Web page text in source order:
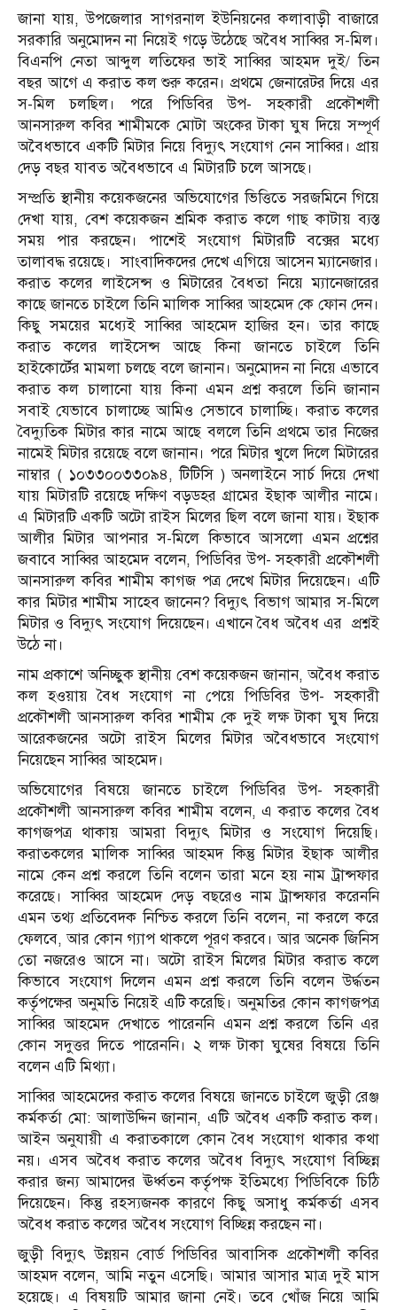
জানা যায়, উপজেলার সাগরনাল ইউনিয়নের কলাবাড়ী বাজারে
সরকারি অনুমোদন না নিয়েই গড়ে উঠেছে অবৈধ সাব্বির স-মিল।
বিএনপি নেতা আব্দুল লতিফের ভাই সাব্বির আহমদ দুই/ তিন
বছর আগে এ করাত কল শুরু করেন। প্রথমে জেনারেটর দিয়ে এর
স-মিল চলছিল। পরে পিডিবির উপ- সহকারী প্রকৌশলী
আনসারুল কবির শামীমকে মোটা অংকের টাকা ঘুষ দিয়ে সম্পূর্ণ
অবৈধভাবে একটি মিটার নিয়ে বিদ্যুৎ সংযোগ নেন সাব্বির। প্রায়
দেড় বছর যাবত অবৈধভাবে এ মিটারটি চলে আসছে।
সম্প্রতি স্থানীয় কয়েকজনের অভিযোগের ভিত্তিতে সরজমিনে গিয়ে
দেখা যায়, বেশ কয়েকজন শ্রমিক করাত কলে গাছ কাটায় ব্যস্ত
সময় পার করছেন। পাশেই সংযোগ মিটারটি বক্সের মধ্যে
তালাবদ্ধ রয়েছে। সাংবাদিকদের দেখে এগিয়ে আসেন ম্যানেজার।
করাত কলের লাইসেন্স ও মিটারের বৈধতা নিয়ে ম্যানেজারের
কাছে জানতে চাইলে তিনি মালিক সাব্বির আহমেদ কে ফোন দেন।
কিছু সময়ের মধ্যেই সাব্বির আহমেদ হাজির হন। তার কাছে
করাত কলের লাইসেন্স আছে কিনা জানতে চাইলে তিনি
হাইকোর্টের মামলা চলছে বলে জানান। অনুমোদন না নিয়ে এভাবে
করাত কল চালানো যায় কিনা এমন প্রশ্ন করলে তিনি জানান
সবাই যেভাবে চালাচ্ছে আমিও সেভাবে চালাচ্ছি। করাত কলের
বৈদ্যুতিক মিটার কার নামে আছে বললে তিনি প্রথমে তার নিজের
নামেই মিটার রয়েছে বলে জানান। পরে মিটার খুলে দিলে মিটারের
নাম্বার ( ১০৩৩০০৩৩০৯৪, টিটিসি ) অনলাইনে সার্চ দিয়ে দেখা
যায় মিটারটি রয়েছে দক্ষিণ বড়ডহর গ্রামের ইছাক আলীর নামে।
এ মিটারটি একটি অটো রাইস মিলের ছিল বলে জানা যায়। ইছাক
আলীর মিটার আপনার স-মিলে কিভাবে আসলো এমন প্রশ্নের
জবাবে সাব্বির আহমেদ বলেন, পিডিবির উপ- সহকারী প্রকৌশলী
আনসারুল কবির শামীম কাগজ পত্র দেখে মিটার দিয়েছেন। এটি
কার মিটার শামীম সাহেব জানেন? বিদ্যুৎ বিভাগ আমার স-মিলে
মিটার ও বিদ্যুৎ সংযোগ দিয়েছেন। এখানে বৈধ অবৈধ এর প্রশ্নই
উঠে না।
নাম প্রকাশে অনিচ্ছুক স্থানীয় বেশ কয়েকজন জানান, অবৈধ করাত
কল হওয়ায় বৈধ সংযোগ না পেয়ে পিডিবির উপ- সহকারী
প্রকৌশলী আনসারুল কবির শামীম কে দুই লক্ষ টাকা ঘুষ দিয়ে
আরেকজনের অটো রাইস মিলের মিটার অবৈধভাবে সংযোগ
নিয়েছেন সাব্বির আহমেদ।
অভিযোগের বিষয়ে জানতে চাইলে পিডিবির উপ- সহকারী
প্রকৌশলী আনসারুল কবির শামীম বলেন, এ করাত কলের বৈধ
কাগজপত্র থাকায় আমরা বিদ্যুৎ মিটার ও সংযোগ দিয়েছি।
করাতকলের মালিক সাব্বির আহমদ কিন্তু মিটার ইছাক আলীর
নামে কেন প্রশ্ন করলে তিনি বলেন তারা মনে হয় নাম ট্রান্সফার
করেছে। সাব্বির আহমেদ দেড় বছরেও নাম ট্রান্সফার করেননি
এমন তথ্য প্রতিবেদক নিশ্চিত করলে তিনি বলেন, না করলে করে
ফেলবে, আর কোন গ্যাপ থাকলে পূরণ করবে। আর অনেক জিনিস
তো নজরেও আসে না। অটো রাইস মিলের মিটার করাত কলে
কিভাবে সংযোগ দিলেন এমন প্রশ্ন করলে তিনি বলেন উর্দ্ধতন
কর্তৃপক্ষের অনুমতি নিয়েই এটি করেছি। অনুমতির কোন কাগজপত্র
সাব্বির আহমেদ দেখাতে পারেননি এমন প্রশ্ন করলে তিনি এর
কোন সদুত্তর দিতে পারেননি। ২ লক্ষ টাকা ঘুষের বিষয়ে তিনি
বলেন এটি মিথ্যা।
সাব্বির আহমেদের করাত কলের বিষয়ে জানতে চাইলে জুড়ী রেঞ্জ
কর্মকর্তা মো: আলাউদ্দিন জানান, এটি অবৈধ একটি করাত কল।
আইন অনুযায়ী এ করাতকালে কোন বৈধ সংযোগ থাকার কথা
নয়। এসব অবৈধ করাত কলের অবৈধ বিদ্যুৎ সংযোগ বিচ্ছিন্ন
করার জন্য আমাদের ঊর্ধ্বতন কর্তৃপক্ষ ইতিমধ্যে পিডিবিকে চিঠি
দিয়েছেন। কিন্তু রহস্যজনক কারণে কিছু অসাধু কর্মকর্তা এসব
অবৈধ করাত কলের অবৈধ সংযোগ বিচ্ছিন্ন করছেন না।
জুড়ী বিদ্যুৎ উন্নয়ন বোর্ড পিডিবির আবাসিক প্রকৌশলী কবির
আহমদ বলেন, আমি নতুন এসেছি। আমার আসার মাত্র দুই মাস
হয়েছে। এ বিষয়টি আমার জানা নেই। তবে খোঁজ নিয়ে আমি